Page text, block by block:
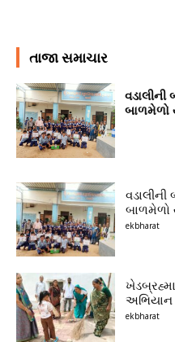
તાજા સમાચાર
વડાલીની
બાળમેળો
બાળમેળો
ekbharat
અભિયાન
ekbharat